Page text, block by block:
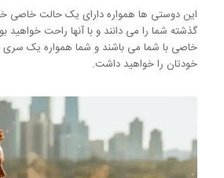
این دوستی ها همواره دارای یک حالت خاصی
گذشته شما را می دانند و با آنها راحت خواهید
خاصی با شما می باشند و شما همواره یک
خودتان را خواهید داشت.